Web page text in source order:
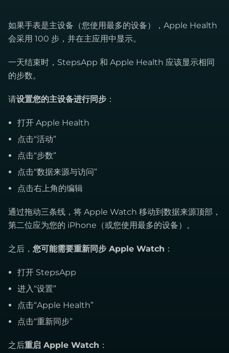
如果手表是主设备（您使用最多的设备），Apple Health
会采用 100 步，并在主应用中显示。
一天结束时，StepsApp 和 Apple Health 应该显示相同
的步数。
请设置您的主设备进行同步 ：
打开 Apple Health
点击“活动”
点击“步数”
点击“数据来源与访问”
点击右上角的编辑
通过拖动三条线，将 Apple Watch 移动到数据来源顶部，
第二位应为您的 iPhone（或您使用最多的设备）。
之后， 您可能需要重新同步 Apple Watch ：
打开 StepsApp
进入“设置”
点击“Apple Health”
点击“重新同步”
之后重启 Apple Watch ：